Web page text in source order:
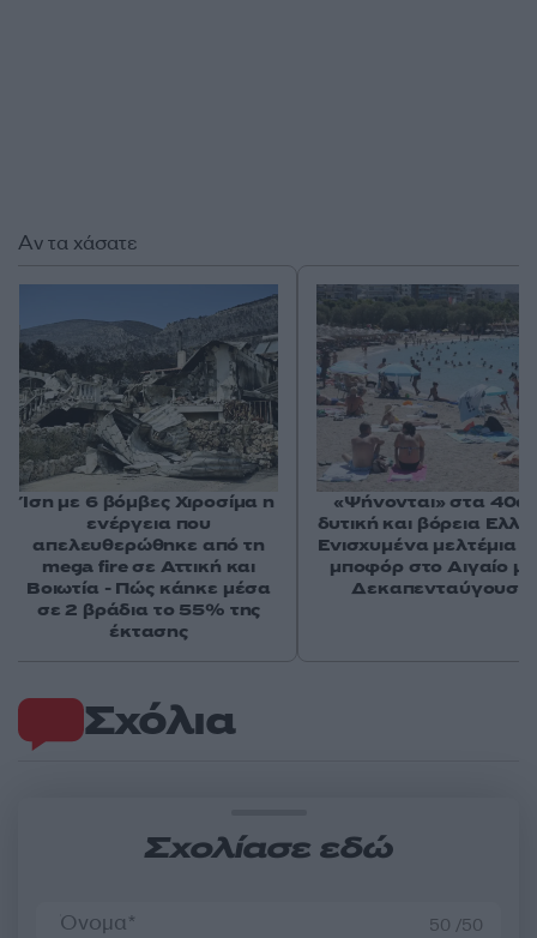
Σχόλια
Σχολίασε εδώ
50 /50
Αν τα χάσατε
Ίση με 6 βόμβες Χιροσίμα η
ενέργεια που
απελευθερώθηκε από τη
mega fire σε Αττική και
Βοιωτία - Πώς κάηκε μέσα
σε 2 βράδια το 55% της
έκτασης
«Ψήνονται» στα
δυτική και βόρεια
Ενισχυμένα μελτέμια
μποφόρ στο Αιγαίο